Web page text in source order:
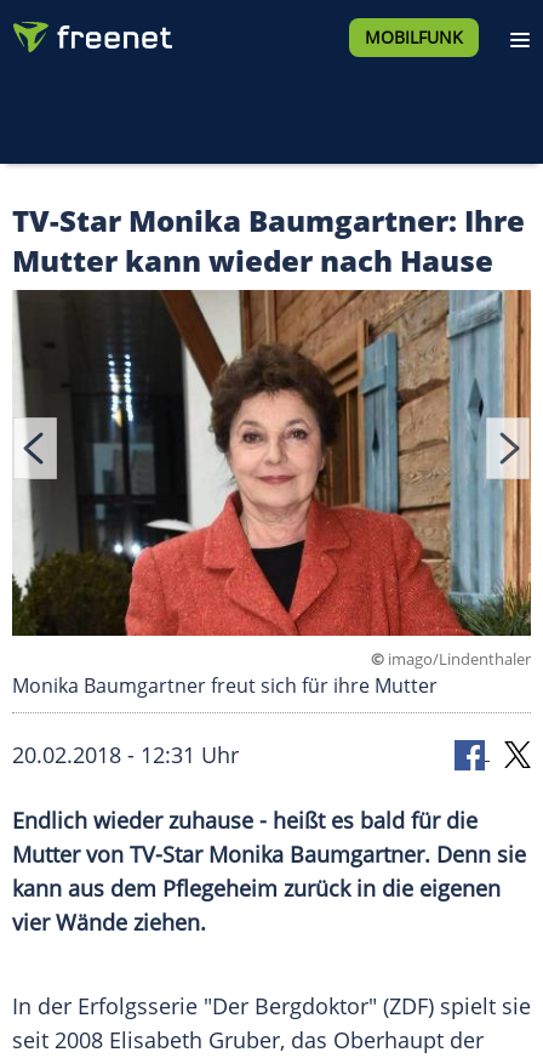
MOBILFUNK
TV-Star Monika Baumgartner: Ihre
Mutter kann wieder nach Hause
© imago/Lindenthaler
Monika Baumgartner freut sich für ihre Mutter
20.02.2018 - 12:31 Uhr
Endlich wieder zuhause - heißt es bald für die
Mutter von TV-Star Monika Baumgartner. Denn sie
kann aus dem Pflegeheim zurück in die eigenen
vier Wände ziehen.
In der Erfolgsserie "Der Bergdoktor" (ZDF) spielt sie
seit 2008 Elisabeth Gruber, das Oberhaupt der